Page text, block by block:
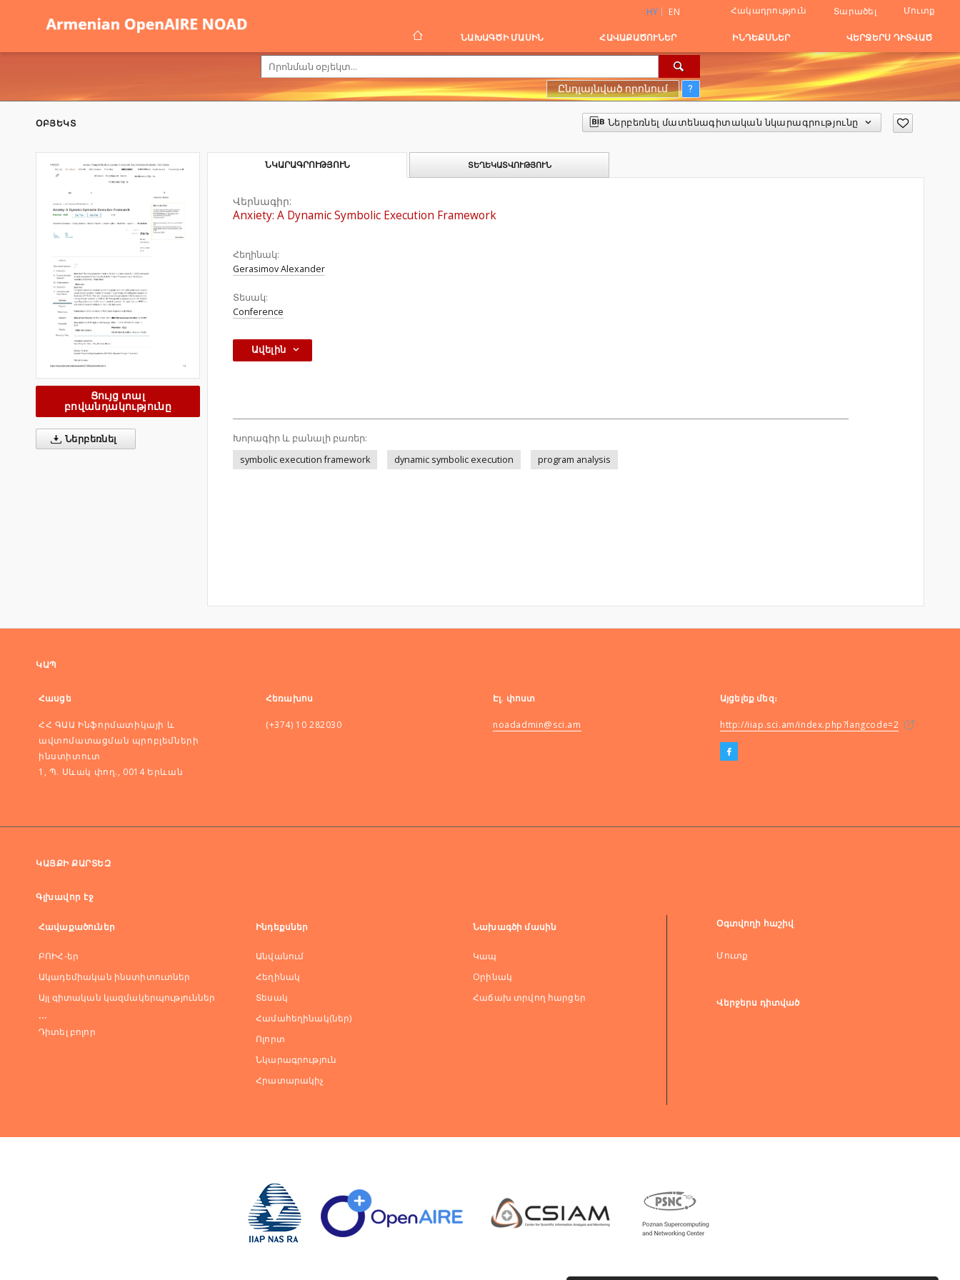
HY EN Հակադրություն Տարածել Մուտք
ՆԱԽԱԳԾԻ ՄԱՍԻՆ ՀԱՎԱՔԱԾՈՒՆԵՐ ԻՆԴԵՔՍՆԵՐ ՎԵՐՋԵՐՍ ԴԻՏՎԱԾ
Ընդլայնված որոնում ?
ՕԲՅԵԿՏ Ներբեռնել մատենագիտական նկարագրությունը
Ցույց տալ
բովանդակությունը
Ներբեռնել
ՆԿԱՐԱԳՐՈՒԹՅՈՒՆ ՏԵՂԵԿԱՏՎՈՒԹՅՈՒՆ
Վերնագիր:
Anxiety: A Dynamic Symbolic Execution Framework
Հեղինակ:
Gerasimov Alexander
Տեսակ:
Conference
Ավելին
Խորագիր և բանալի բառեր:
symbolic execution framework
dynamic symbolic execution program analysis
ԿԱՊ
Հասցե
ՀՀ ԳԱԱ Ինֆորմատիկայի և
ավտոմատացման պրոբլեմների
ինստիտուտ
1, Պ. Սևակ փող., 0014 Երևան
Հեռախոս
(+374) 10 282030
Էլ. փոստ
noadadmin@sci.am
Այցելեք մեզ։
http://iiap.sci.am/index.php?langcode=2
ԿԱՅՔԻ ՔԱՐՏԵԶ
Գլխավոր էջ
Հավաքածուներ
ԲՈԻՀ-եր
Ակադեմիական ինստիտուտներ
Այլ գիտական կազմակերպություններ
...
Դիտել բոլոր
Ինդեքսներ
Անվանում
Հեղինակ
Տեսակ
Համահեղինակ(ներ)
Ոլորտ
Նկարագրություն
Հրատարակիչ
Նախագծի մասին
Կապ
Оրինակ
Հաճախ տրվող հարցեր
Օգտվողի հաշիվ
Մուտք
Վերջերս դիտված